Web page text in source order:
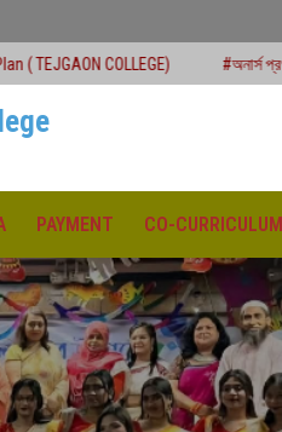
#অনার্স প্রথম বর্ষ (২০২৫-২৬)
PAYMENT CO-CURRICULUM